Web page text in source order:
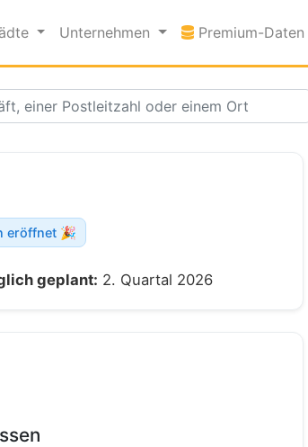
Unternehmen Premium-Daten
eröffnet 🎉
geplant: 2. Quartal 2026